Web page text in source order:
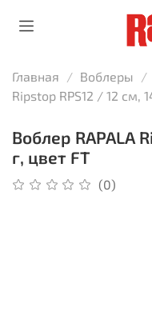
Главная Воблеры
Ripstop RPS12 / 12 см,
Воблер RAPALA
г, цвет FT
(0)